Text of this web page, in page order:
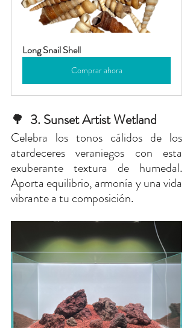
Long Snail Shell
Comprar ahora
🌳 3. Sunset Artist Wetland
Celebra los tonos cálidos de los
atardeceres veraniegos con esta
exuberante textura de humedal.
Aporta equilibrio, armonía y una vida
vibrante a tu composición.